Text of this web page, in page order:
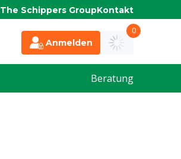
The Schippers GroupKontakt
Anmelden
0
Beratung